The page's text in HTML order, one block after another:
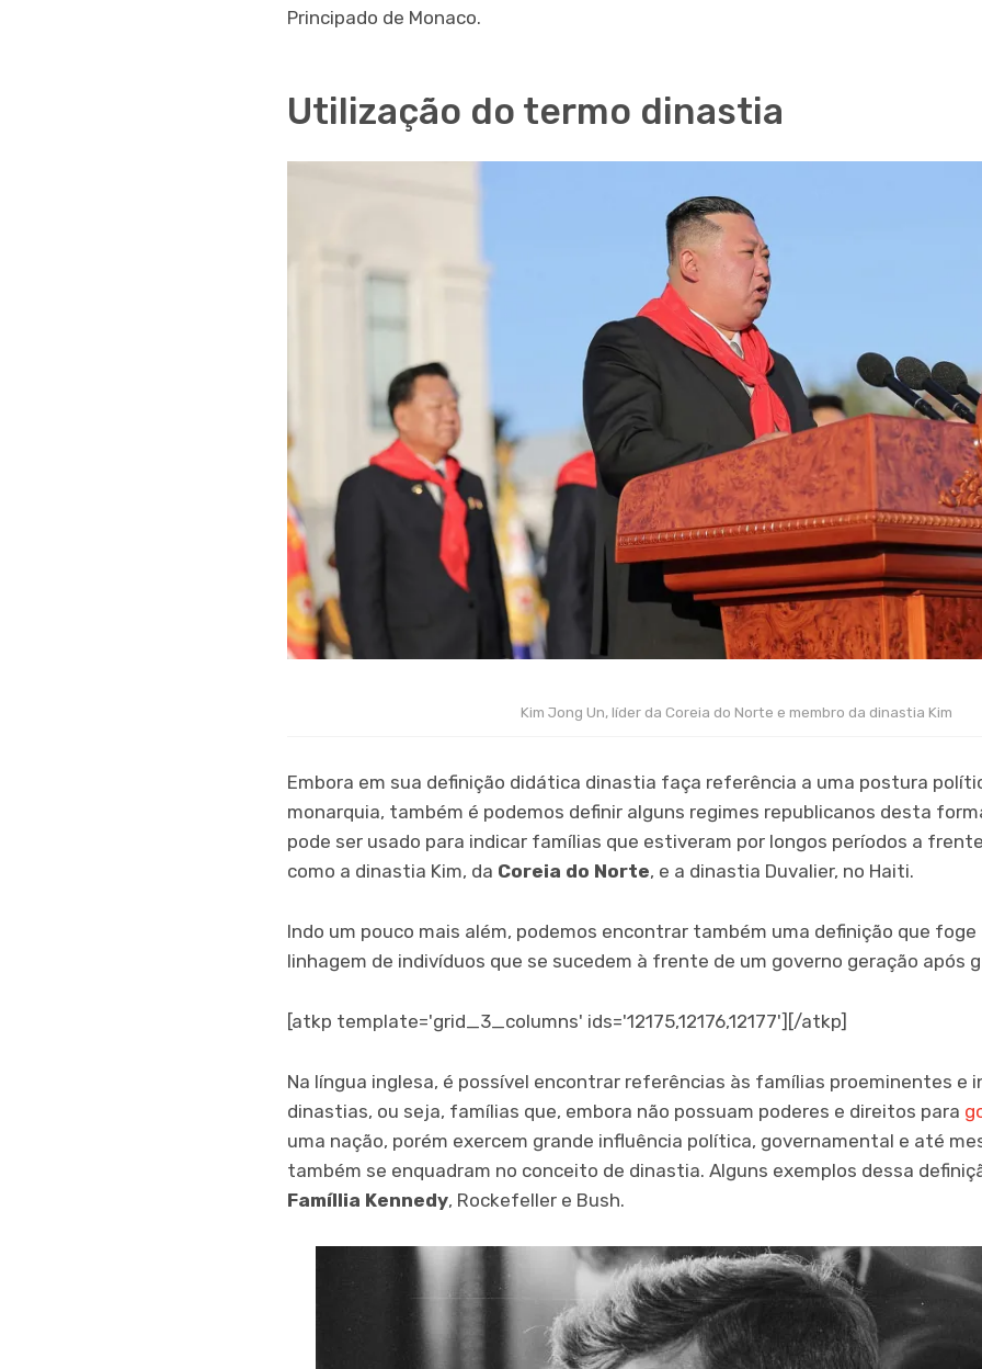
Principado de Monaco.
Utilização do termo dinastia
Kim Jong Un, líder da Coreia do Norte e membro da dinastia Kim
Embora em sua definição didática dinastia faça referência a uma postura
monarquia, também é podemos definir alguns regimes republicanos desta
pode ser usado para indicar famílias que estiveram por longos períodos a
como a dinastia Kim, da Coreia do Norte, e a dinastia Duvalier, no Haiti.
Indo um pouco mais além, podemos encontrar também uma definição que
linhagem de indivíduos que se sucedem à frente de um governo geração após
[atkp template='grid_3_columns' ids='12175,12176,12177'][/atkp]
Na língua inglesa, é possível encontrar referências às famílias proeminentes e
dinastias, ou seja, famílias que, embora não possuam poderes e direitos para
uma nação, porém exercem grande influência política, governamental e até
também se enquadram no conceito de dinastia. Alguns exemplos dessa
Famíllia Kennedy, Rockefeller e Bush.